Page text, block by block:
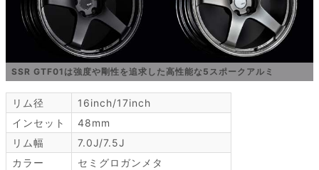
SSR GTF01は強度や剛性を追求した高性能な5スポークアルミ
リム径
16inch/17inch
インセット
48mm
リム幅
7.0J/7.5J
カラー
セミグロガンメタ